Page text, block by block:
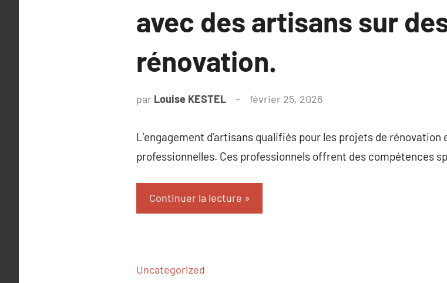
avec des artisans sur
rénovation.
par Louise KESTEL février 25, 2026
L’engagement d’artisans qualifiés pour les projets de
professionnelles. Ces professionnels offrent des compétences
Continuer la lecture
Uncategorized